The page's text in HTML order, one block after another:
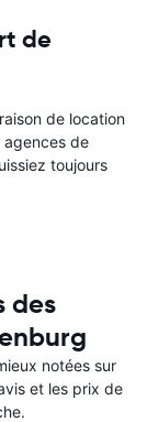
de
de location
de
toujours
des
notées sur
et les prix de